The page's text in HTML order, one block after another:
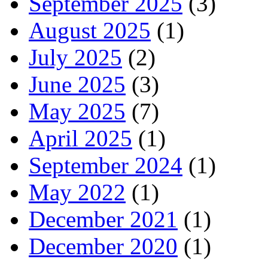
August 2025 (1)
July 2025 (2)
June 2025 (3)
May 2025 (7)
April 2025 (1)
September 2024 (1)
May 2022 (1)
December 2021 (1)
December 2020 (1)